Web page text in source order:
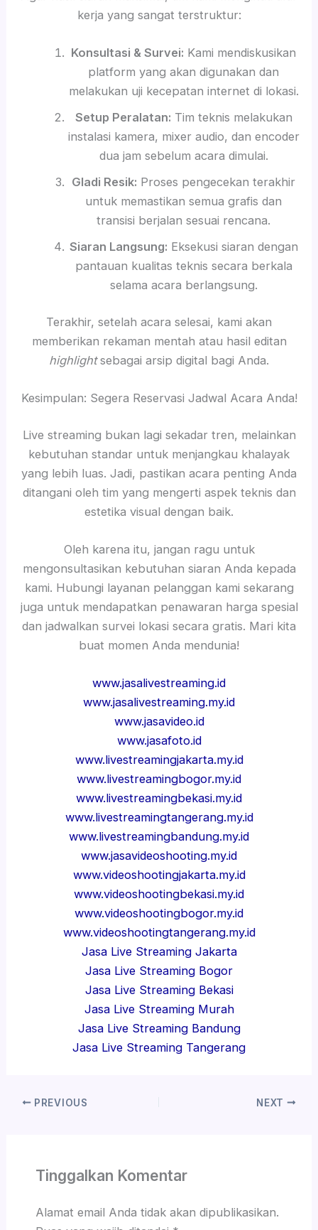
kerja yang sangat terstruktur:
Konsultasi & Survei: Kami mendiskusikan
platform yang akan digunakan dan
melakukan uji kecepatan internet di lokasi.
Setup Peralatan: Tim teknis melakukan
instalasi kamera, mixer audio, dan encoder
dua jam sebelum acara dimulai.
Gladi Resik: Proses pengecekan terakhir
untuk memastikan semua grafis dan
transisi berjalan sesuai rencana.
Siaran Langsung: Eksekusi siaran dengan
pantauan kualitas teknis secara berkala
selama acara berlangsung.
Terakhir, setelah acara selesai, kami akan
memberikan rekaman mentah atau hasil editan
highlightsebagai arsip digital bagi Anda.
Kesimpulan: Segera Reservasi Jadwal Acara Anda!
Live streaming bukan lagi sekadar tren, melainkan
kebutuhan standar untuk menjangkau khalayak
yang lebih luas. Jadi, pastikan acara penting Anda
ditangani oleh tim yang mengerti aspek teknis dan
estetika visual dengan baik.
Oleh karena itu, jangan ragu untuk
mengonsultasikan kebutuhan siaran Anda kepada
kami. Hubungi layanan pelanggan kami sekarang
juga untuk mendapatkan penawaran harga spesial
dan jadwalkan survei lokasi secara gratis. Mari kita
buat momen Anda mendunia!
www.jasalivestreaming.id
www.jasalivestreaming.my.id
www.jasavideo.id
www.jasafoto.id
www.livestreamingjakarta.my.id
www.livestreamingbogor.my.id
www.livestreamingbekasi.my.id
www.livestreamingtangerang.my.id
www.livestreamingbandung.my.id
www.jasavideoshooting.my.id
www.videoshootingjakarta.my.id
www.videoshootingbekasi.my.id
www.videoshootingbogor.my.id
www.videoshootingtangerang.my.id
Jasa Live Streaming Jakarta
Jasa Live Streaming Bogor
Jasa Live Streaming Bekasi
Jasa Live Streaming Murah
Jasa Live Streaming Bandung
Jasa Live Streaming Tangerang
PREVIOUS NEXT
Tinggalkan Komentar
Alamat email Anda tidak akan dipublikasikan.